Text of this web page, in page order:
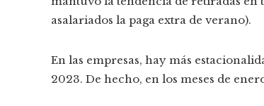
asalariados la paga extra de verano).
En las empresas, hay más
2023. De hecho, en los meses de